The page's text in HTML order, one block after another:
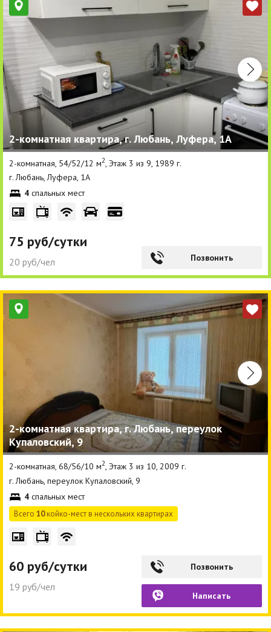
2-комнатная квартира, г. Любань, Луфера, 1А
2-комнатная, 54/52/12 м2 , Этаж 3 из 9, 1989 г.
г. Любань, Луфера, 1А
4 спальных мест
75 руб/сутки
20 руб/чел Позвонить
2-комнатная квартира, г. Любань, переулок
Купаловский, 9
2-комнатная, 68/56/10 м2, Этаж 3 из 10, 2009 г.
г. Любань, переулок Купаловский, 9
4 спальных мест
Всего 10койко-мест в нескольких квартирах
60 руб/сутки
19 руб/чел
Позвонить
Написать